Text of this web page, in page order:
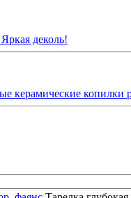
деколь!
керамические копилки